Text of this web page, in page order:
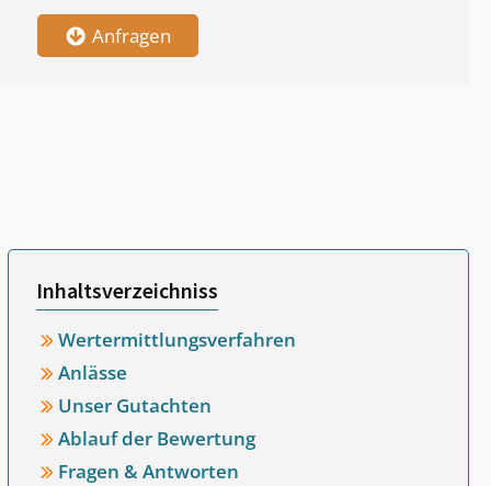
Anfragen
Inhaltsverzeichniss
Wertermittlungsverfahren
Anlässe
Unser Gutachten
Ablauf der Bewertung
Fragen & Antworten